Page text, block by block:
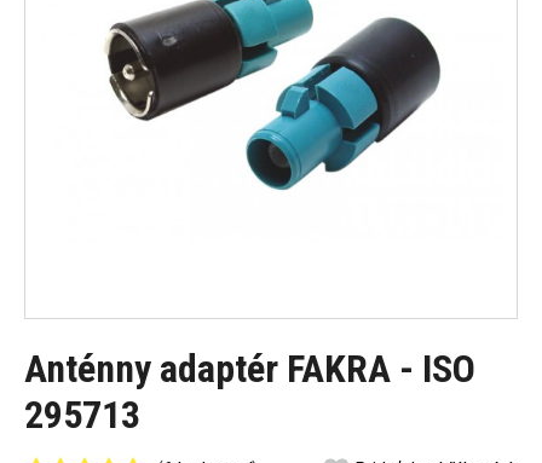
Anténny adaptér FAKRA - ISO
295713